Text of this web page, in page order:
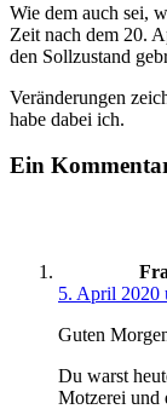
Wie dem auch sei,
Zeit nach dem 20.
den Sollzustand
Veränderungen
habe dabei ich.
Ein
5. April 2020
Guten
Du warst
Motzerei und